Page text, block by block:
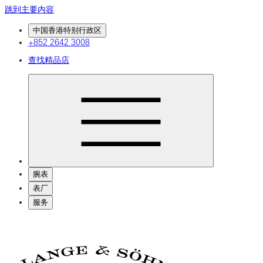
跳到主要内容
中国香港特别行政区
+852 2642 3008
查找精品店
腕表
表厂
服务